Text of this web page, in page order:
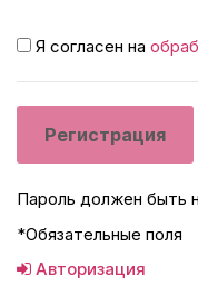
Я согласен на
Пароль должен быть
*Обязательные поля
Авторизация